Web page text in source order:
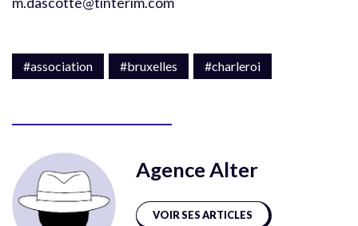
#association #bruxelles #charleroi
Agence Alter
VOIR SES ARTICLES